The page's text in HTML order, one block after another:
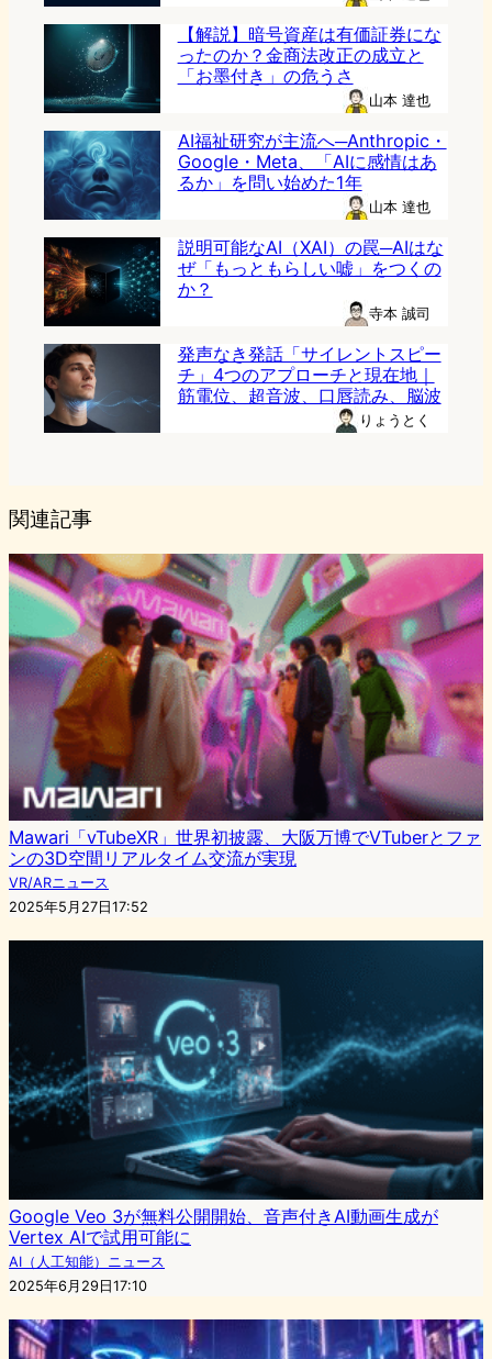
【解説】暗号資産は有価証券にな
ったのか？金商法改正の成立と
「お墨付き」の危うさ
山本 達也
AI福祉研究が主流へ─Anthropic・
Google・Meta、「AIに感情はあ
るか」を問い始めた1年
山本 達也
説明可能なAI（XAI）の罠─AIはな
ぜ「もっともらしい嘘」をつくの
か？
寺本 誠司
発声なき発話「サイレントスピー
チ」4つのアプローチと現在地｜
筋電位、超音波、口唇読み、脳波
りょうとく
関連記事
Mawari「vTubeXR」世界初披露、大阪万博でVTuberとファ
ンの3D空間リアルタイム交流が実現
VR/ARニュース
2025年5月27日17:52
Google Veo 3が無料公開開始、音声付きAI動画生成が
Vertex AIで試用可能に
AI（人工知能）ニュース
2025年6月29日17:10